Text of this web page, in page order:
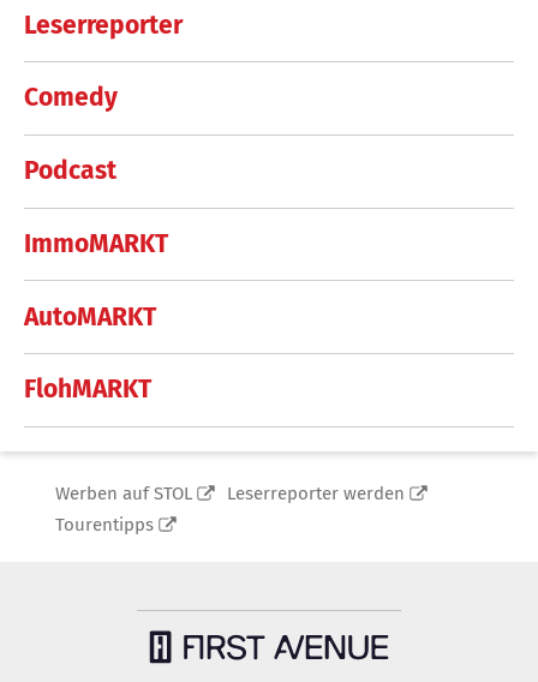
Leserreporter
Comedy
Podcast
ImmoMARKT
AutoMARKT
FlohMARKT
Werben auf STOL
Leserreporter werden
Tourentipps